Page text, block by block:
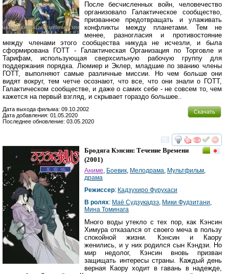
После бесчисленных войн, человечество
организовало Галактическое сообщество,
призванное предотвращать и улаживать
конфликты между планетами. Тем не
менее, разногласия и противостояние
между членами этого сообщества никуда не исчезли, и была
сформирована ГОТТ - Галактическая Организация по Торговле и
Тарифам, использующая сверхсильную рабочую группу для
поддержания порядка. Люмиер и Эклер, младшие по званию члены
ГОТТ, выполняют самые различные миссии. Но чем больше они
видят вокруг, тем четче осознают, что все, что они знали о ГОТТ,
Галактическом сообществе, и даже о самих себе - не совсем то, чем
кажется на первый взгляд, и скрывает гораздо большее..
Скачать
Дата выхода фильма: 09.10.2002
Дата добавления: 01.05.2020
Последнее обновление: 03.05.2020
смотреть
Бродяга Кэнсин: Течение Времени
(2001)
Аниме, Боевик, Мелодрама, Мультфильм,
драма
Режиссер: Кадзухиро Фурухаси
В ролях: Маё Судзукадзэ, Мики Фудзитани,
Мина Томинага
Много воды утекло с тех пор, как Кэнсин
Химура отказался от своего меча в пользу
спокойной жизни. Кэнсин и Каору
женились, и у них родился сын Кэндзи. Но
мир недолог, Кэнсин вновь призван
защищать интересы страны. Каждый день
верная Каору ходит в гавань в надежде,